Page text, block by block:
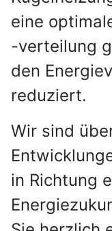
eine
-verteilung
den
reduziert.
Wir sind
in Richtung